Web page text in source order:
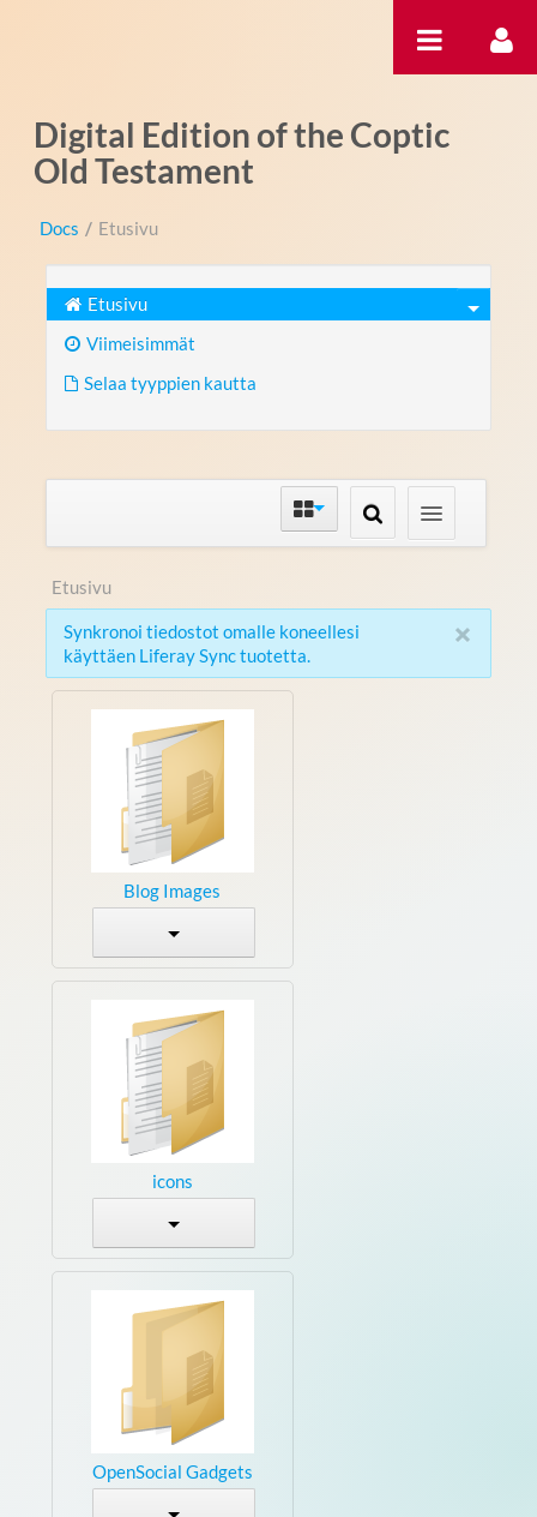
Digital Edition of the Coptic
Old Testament
Docs / Etusivu
Etusivu
Viimeisimmät
Selaa tyyppien kautta
Etusivu
×
Synkronoi tiedostot omalle koneellesi
käyttäen Liferay Sync tuotetta.
Blog Images
icons
OpenSocial Gadgets